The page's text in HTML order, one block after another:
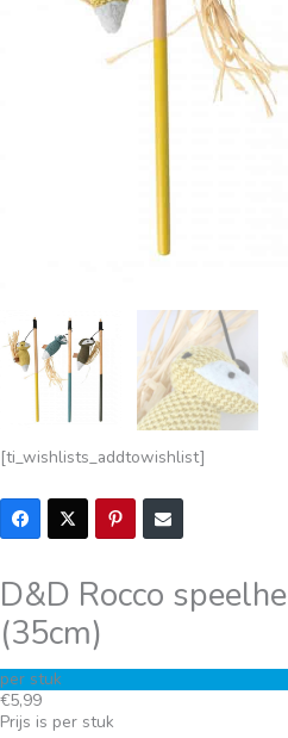
[ti_wishlists_addtowishlist]
D&D Rocco
(35cm)
per stuk
€5,99
Prijs is per stuk